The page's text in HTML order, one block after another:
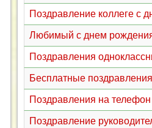
Поздравление коллеге с
Любимый с днем
Поздравления
Бесплатные
Поздравления на
Поздравление